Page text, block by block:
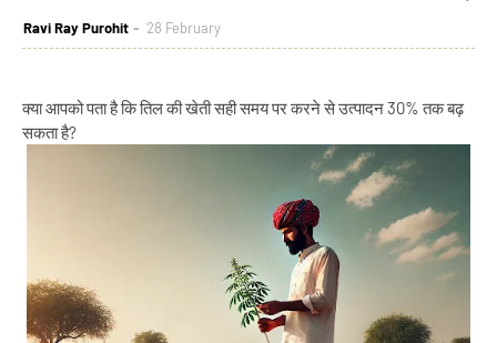
Ravi Ray Purohit 28 February
क्या आपको पता है कि तिल की खेती सही समय पर करने से उत्पादन 30% तक बढ़
सकता है?